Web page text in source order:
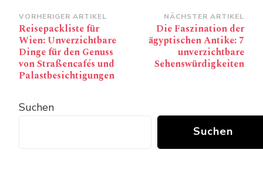
Beitragsnavigation
VORHERIGER ARTIKEL
Reisepackliste für
Wien: Unverzichtbare
Dinge für den Genuss
von Straßencafés und
Palastbesichtigungen
NÄCHSTER ARTIKEL
Die Faszination der
ägyptischen Antike: 7
unverzichtbare
Sehenswürdigkeiten
Suchen
Suchen